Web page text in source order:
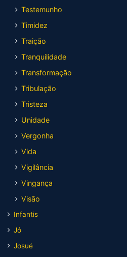
Testemunho
Timidez
Traição
Tranquilidade
Transformação
Tribulação
Tristeza
Unidade
Vergonha
Vida
Vigilância
Vingança
Visão
Infantis
Jó
Josué